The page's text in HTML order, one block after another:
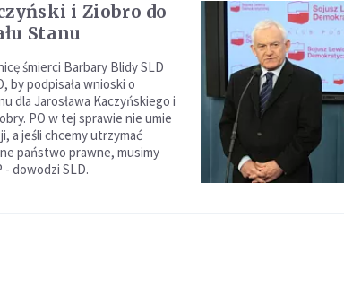
i Ziobro do
Stanu
śmierci Barbary Blidy SLD
by podpisała wnioski o
dla Jarosława Kaczyńskiego i
PO w tej sprawie nie umie
a jeśli chcemy utrzymać
państwo prawne, musimy
- dowodzi SLD.